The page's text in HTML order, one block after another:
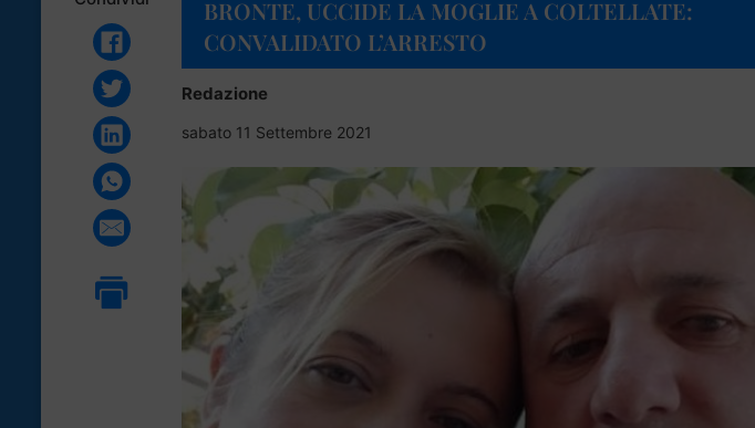
BRONTE, UCCIDE LA MOGLIE A COLTELLATE:
CONVALIDATO L’ARRESTO
Redazione
sabato 11 Settembre 2021